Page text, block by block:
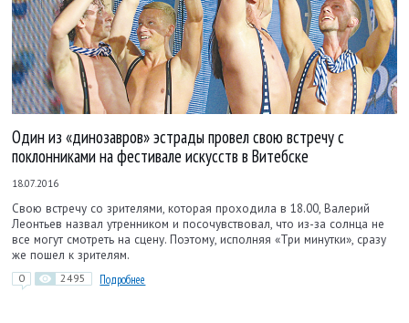
Один из «динозавров» эстрады провел свою встречу с
поклонниками на фестивале искусств в Витебске
18.07.2016
Свою встречу со зрителями, которая проходила в 18.00, Валерий
Леонтьев назвал утренником и посочувствовал, что из-за солнца не
все могут смотреть на сцену. Поэтому, исполняя «Три минутки», сразу
же пошел к зрителям.
0 2495 Подробнее